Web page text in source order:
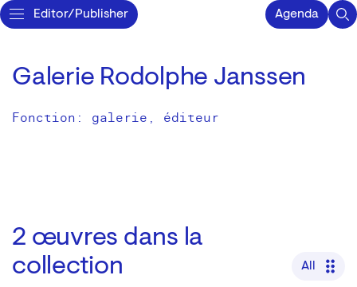
Editor/Publisher Agenda
Galerie Rodolphe Janssen
Fonction: galerie, éditeur
2 œuvres dans la
collection
All